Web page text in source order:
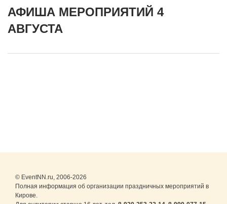
АФИША МЕРОПРИЯТИЙ 4
АВГУСТА
© EventNN.ru, 2006-2026
Полная информация об организации праздничных мероприятий в
Кирове.